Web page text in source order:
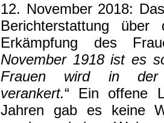
12. November 2018:
Berichterstattung
Erkämpfung des
November 1918 ist es
Frauen wird in der
verankert.“ Ein offene
Jahren gab es keine